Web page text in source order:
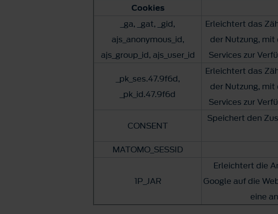
Cookies
_ga, _gat, _gid,
ajs_anonymous_id,
ajs_group_id, ajs_user_id
Erleichtert das
der Nutzung, mit
Services zur
_pk_ses.47.9f6d,
_pk_id.47.9f6d
Erleichtert das
der Nutzung, mit
Services zur
CONSENT
Speichert den
MATOMO_SESSID
1P_JAR
Erleichtert die
Google auf die
eine